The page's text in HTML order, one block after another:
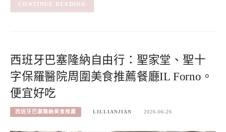
CONTINUE READING
西班牙巴塞隆納自由行：聖家堂、聖十
字保羅醫院周圍美食推薦餐廳IL Forno。
便宜好吃
西班牙巴塞隆納美食推薦 LILLIANJIAN 2026-06-26